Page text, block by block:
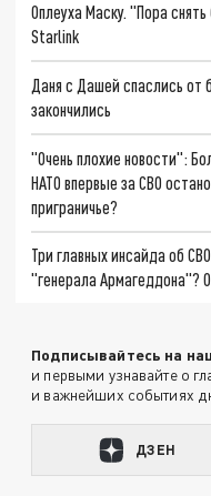
Оплеуха Маску. "Пора
Starlink
Даня с Дашей спаслись от
закончились
"Очень плохие новости":
НАТО впервые за СВО
приграничье?
Три главных инсайда об
"генерала Армагеддона"?
Подписывайтесь на
и первыми узнавайте о
и важнейших событиях
ДЗЕН